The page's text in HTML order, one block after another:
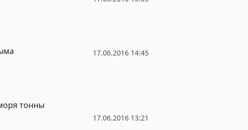
17.06.2016 14:45
17.06.2016 13:21
тонны